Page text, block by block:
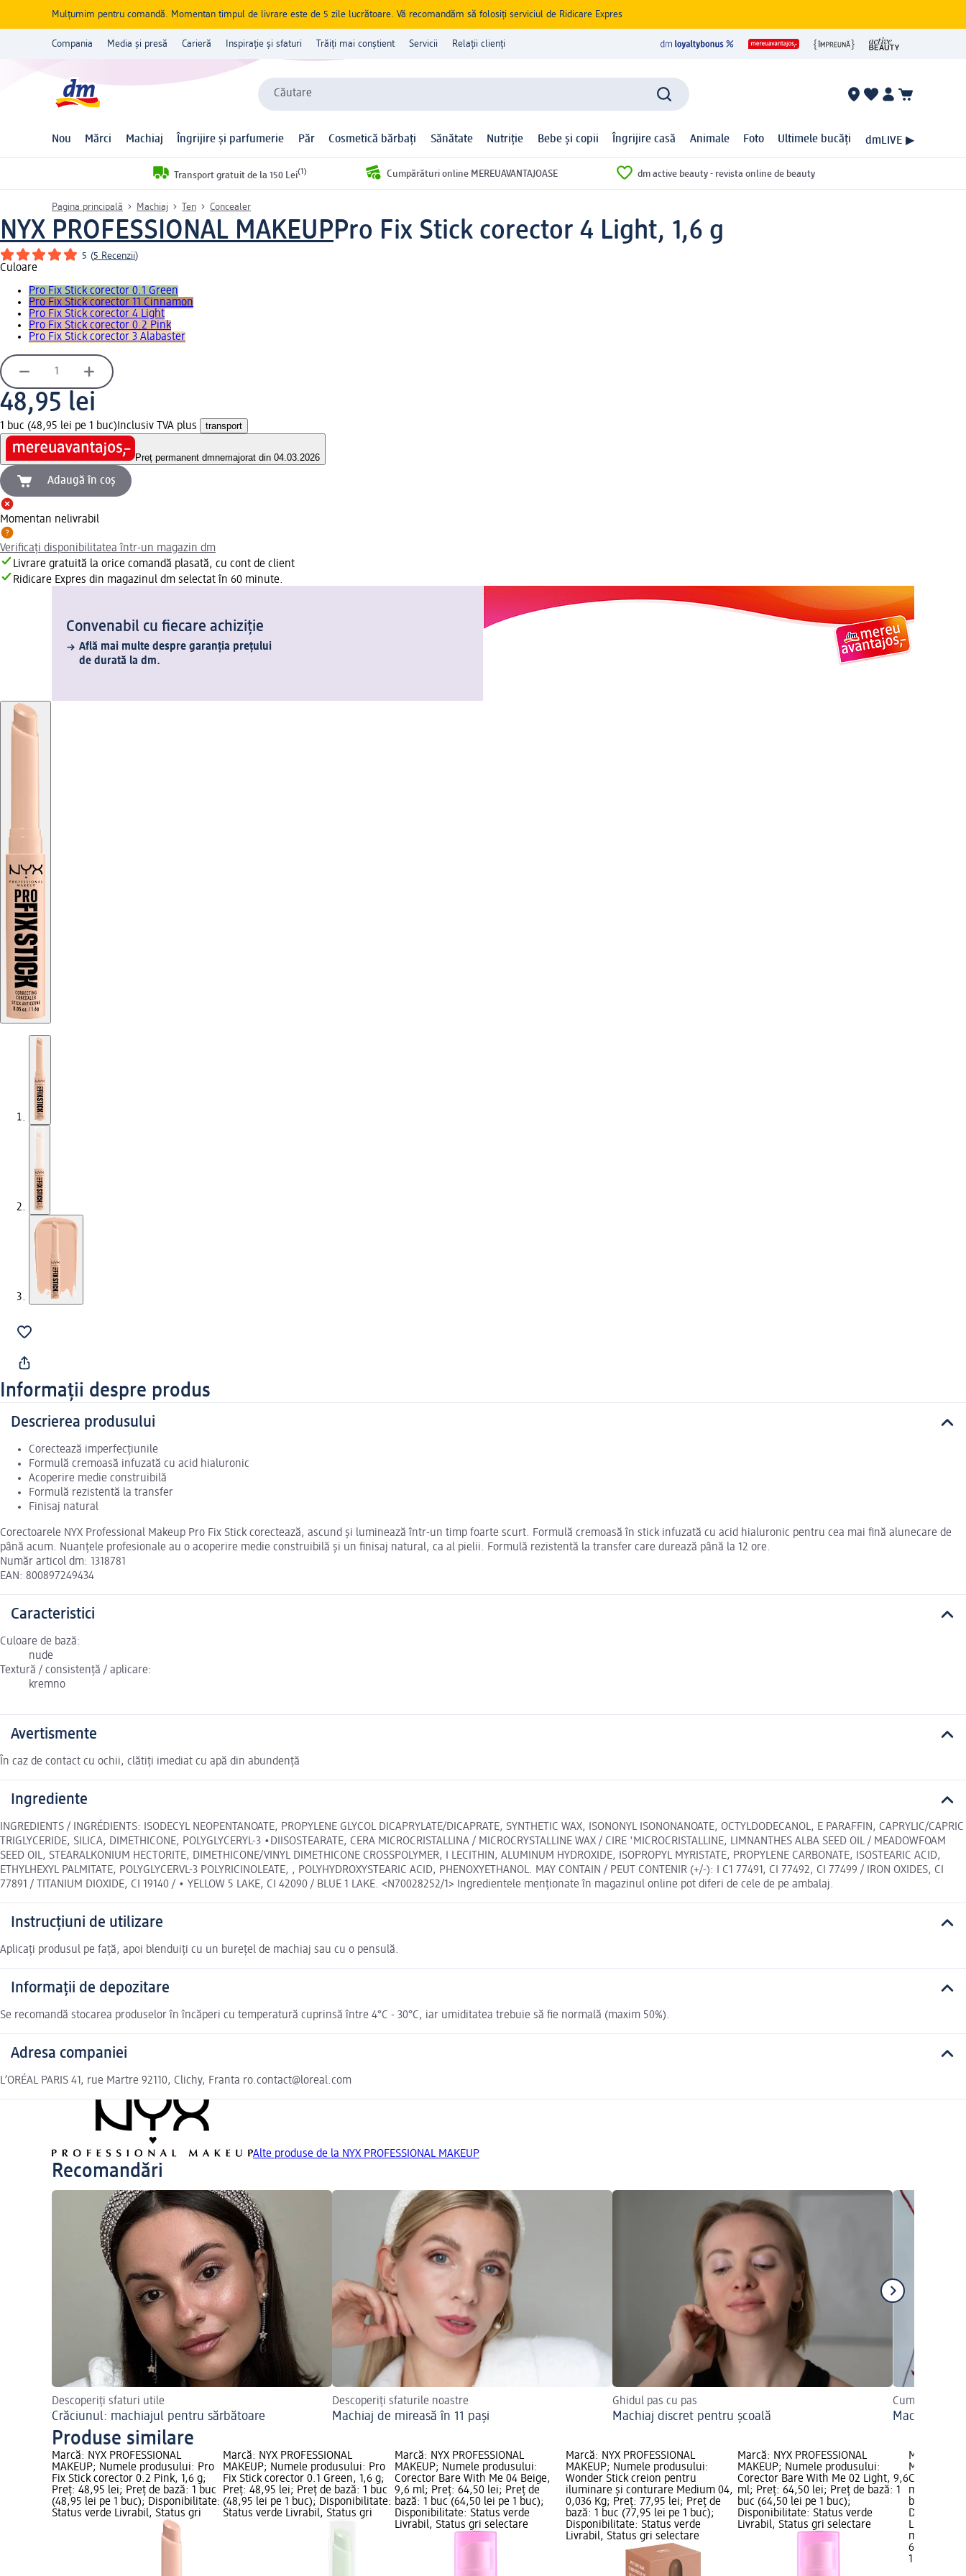
Mulțumim pentru comandă. Momentan timpul de livrare este de 5 zile lucrătoare. Vă recomandăm să folosiți serviciul de Ridicare Expres
Compania Media și presă Carieră Inspirație și sfaturi Trăiți mai conștient Servicii Relații clienți
Căutare
Nou Mărci Machiaj Îngrijire și parfumerie Păr Cosmetică bărbați Sănătate Nutriție Bebe și copii Îngrijire casă Animale Foto Ultimele bucăți dmLIVE ▶
Transport gratuit de la 150 Lei(1) Cumpărături online MEREUAVANTAJOASE dm active beauty - revista online de beauty
Pagina principală Machiaj Ten Concealer
NYX PROFESSIONAL MAKEUPPro Fix Stick corector 4 Light, 1,6 g
5 (5 Recenzii)
Culoare
Pro Fix Stick corector 0.1 Green
Pro Fix Stick corector 11 Cinnamon
Pro Fix Stick corector 4 Light
Pro Fix Stick corector 0.2 Pink
Pro Fix Stick corector 3 Alabaster
48,95 lei
1 buc (48,95 lei pe 1 buc) Inclusiv TVA plus transport
Preț permanent dmnemajorat din 04.03.2026
Adaugă în coș
Momentan nelivrabil
Verificați disponibilitatea într-un magazin dm
Livrare gratuită la orice comandă plasată, cu cont de client
Ridicare Expres din magazinul dm selectat în 60 minute.
Convenabil cu fiecare achiziție
Află mai multe despre garanția prețului
de durată la dm.
Informații despre produs
Descrierea produsului
Corectează imperfecțiunile
Formulă cremoasă infuzată cu acid hialuronic
Acoperire medie construibilă
Formulă rezistentă la transfer
Finisaj natural
Corectoarele NYX Professional Makeup Pro Fix Stick corectează, ascund și luminează într-un timp foarte scurt. Formulă cremoasă în stick infuzată cu acid hialuronic pentru cea mai fină alunecare de
până acum. Nuanțele profesionale au o acoperire medie construibilă și un finisaj natural, ca al pielii. Formulă rezistentă la transfer care durează până la 12 ore.
Număr articol dm: 1318781
EAN: 800897249434
Caracteristici
Culoare de bază:
nude
Textură / consistență / aplicare:
kremno
Avertismente
În caz de contact cu ochii, clătiți imediat cu apă din abundență
Ingrediente
INGREDIENTS / INGRÉDIENTS: ISODECYL NEOPENTANOATE, PROPYLENE GLYCOL DICAPRYLATE/DICAPRATE, SYNTHETIC WAX, ISONONYL ISONONANOATE, OCTYLDODECANOL, E PARAFFIN, CAPRYLIC/CAPRIC
TRIGLYCERIDE, SILICA, DIMETHICONE, POLYGLYCERYL-3 •DIISOSTEARATE, CERA MICROCRISTALLINA / MICROCRYSTALLINE WAX / CIRE 'MICROCRISTALLINE, LIMNANTHES ALBA SEED OIL / MEADOWFOAM
SEED OIL, STEARALKONIUM HECTORITE, DIMETHICONE/VINYL DIMETHICONE CROSSPOLYMER, I LECITHIN, ALUMINUM HYDROXIDE, ISOPROPYL MYRISTATE, PROPYLENE CARBONATE, ISOSTEARIC ACID,
ETHYLHEXYL PALMITATE, POLYGLYCERVL-3 POLYRICINOLEATE, , POLYHYDROXYSTEARIC ACID, PHENOXYETHANOL. MAY CONTAIN / PEUT CONTENIR (+/-): I C1 77491, CI 77492, CI 77499 / IRON OXIDES, CI
77891 / TITANIUM DIOXIDE, CI 19140 / • YELLOW 5 LAKE, CI 42090 / BLUE 1 LAKE. <N70028252/1> Ingredientele menționate în magazinul online pot diferi de cele de pe ambalaj.
Instrucțiuni de utilizare
Aplicați produsul pe față, apoi blenduiți cu un burețel de machiaj sau cu o pensulă.
Informații de depozitare
Se recomandă stocarea produselor în încăperi cu temperatură cuprinsă între 4°C - 30°C, iar umiditatea trebuie să fie normală (maxim 50%).
Adresa companiei
L’ORÉAL PARIS 41, rue Martre 92110, Clichy, Franta ro.contact@loreal.com
Alte produse de la NYX PROFESSIONAL MAKEUP
Recomandări
Descoperiți sfaturi utile
Crăciunul: machiajul pentru sărbătoare
Descoperiți sfaturile noastre
Machiaj de mireasă în 11 pași
Ghidul pas cu pas
Machiaj discret pentru școală
Cum îl puteți
Machiajul
Produse similare
Marcă: NYX PROFESSIONAL
MAKEUP; Numele produsului: Pro
Fix Stick corector 0.2 Pink, 1,6 g;
Preț: 48,95 lei; Preț de bază: 1 buc
(48,95 lei pe 1 buc); Disponibilitate:
Status verde Livrabil, Status gri
Marcă: NYX PROFESSIONAL
MAKEUP; Numele produsului: Pro
Fix Stick corector 0.1 Green, 1,6 g;
Preț: 48,95 lei; Preț de bază: 1 buc
(48,95 lei pe 1 buc); Disponibilitate:
Status verde Livrabil, Status gri
Marcă: NYX PROFESSIONAL
MAKEUP; Numele produsului:
Corector Bare With Me 04 Beige,
9,6 ml; Preț: 64,50 lei; Preț de
bază: 1 buc (64,50 lei pe 1 buc);
Disponibilitate: Status verde
Livrabil, Status gri selectare
Marcă: NYX PROFESSIONAL
MAKEUP; Numele produsului:
Wonder Stick creion pentru
iluminare și conturare Medium 04,
0,036 Kg; Preț: 77,95 lei; Preț de
bază: 1 buc (77,95 lei pe 1 buc);
Disponibilitate: Status verde
Livrabil, Status gri selectare
Marcă: NYX PROFESSIONAL
MAKEUP; Numele produsului:
Corector Bare With Me 02 Light, 9,6
ml; Preț: 64,50 lei; Preț de bază: 1
buc (64,50 lei pe 1 buc);
Disponibilitate: Status verde
Livrabil, Status gri selectare
Marcă: NYX
MAKEUP;
Corector
ml; Preț:
buc (64,50
Livrabil,
magazin
64,50 lei
1 buc